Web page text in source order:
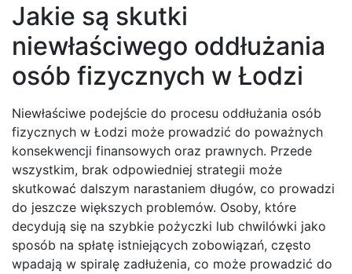
Jakie są skutki
niewłaściwego oddłużania
osób fizycznych w Łodzi
Niewłaściwe podejście do procesu oddłużania osób
fizycznych w Łodzi może prowadzić do poważnych
konsekwencji finansowych oraz prawnych. Przede
wszystkim, brak odpowiedniej strategii może
skutkować dalszym narastaniem długów, co prowadzi
do jeszcze większych problemów. Osoby, które
decydują się na szybkie pożyczki lub chwilówki jako
sposób na spłatę istniejących zobowiązań, często
wpadają w spiralę zadłużenia, co może prowadzić do